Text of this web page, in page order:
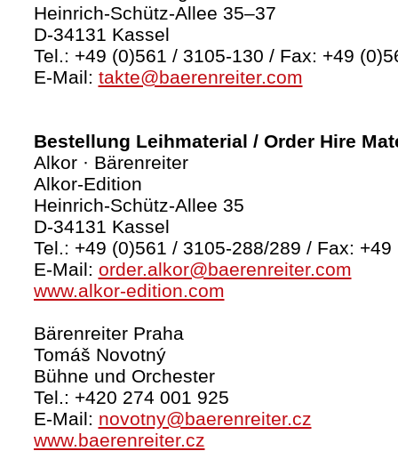
Heinrich-Schütz-Allee 35–37
D-34131 Kassel
Tel.: +49 (0)561 / 3105-130 / Fax: +49
E-Mail: takte@baerenreiter.com
Bestellung Leihmaterial / Order Hire
Alkor · Bärenreiter
Alkor-Edition
Heinrich-Schütz-Allee 35
D-34131 Kassel
Tel.: +49 (0)561 / 3105-288/289 / Fax:
E-Mail: order.alkor@baerenreiter.com
www.alkor-edition.com
Bärenreiter Praha
Tomáš Novotný
Bühne und Orchester
Tel.: +420 274 001 925
E-Mail: novotny@baerenreiter.cz
www.baerenreiter.cz